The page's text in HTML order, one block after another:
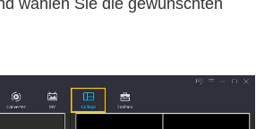
wählen Sie die gewünschten